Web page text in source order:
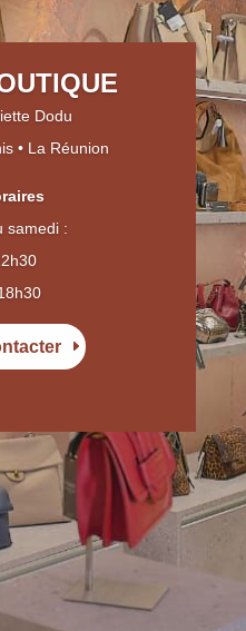
Dodu
• La Réunion
samedi :